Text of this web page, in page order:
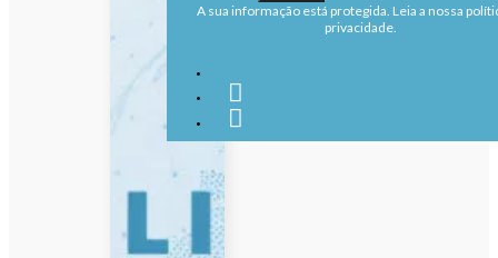
A sua informação está protegida. Leia a nossa
privacidade.